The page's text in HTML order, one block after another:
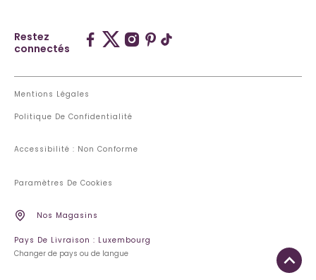
Restez
connectés
Mentions Légales
Politique De Confidentialité
Accessibilité : Non Conforme
Paramètres De Cookies
Nos Magasins
Pays De Livraison : Luxembourg
Changer de pays ou de langue